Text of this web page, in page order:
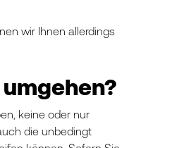
wir Ihnen allerdings
keine oder nur
die unbedingt